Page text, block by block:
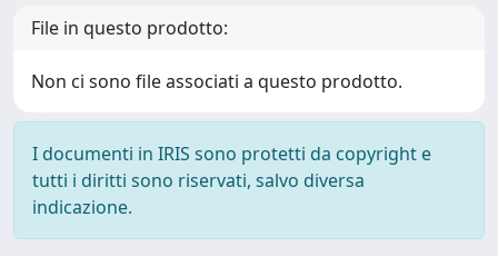
File in questo prodotto:
Non ci sono file associati a questo prodotto.
I documenti in IRIS sono protetti da copyright e
tutti i diritti sono riservati, salvo diversa
indicazione.